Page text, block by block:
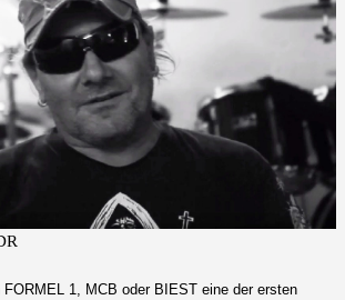
FORMEL 1, MCB oder BIEST eine der ersten